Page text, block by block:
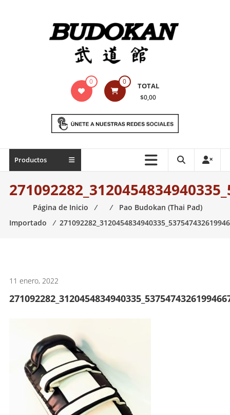
Indumentaria
marciales
Todo
necesario
para
las
0 0 TOTAL
$0,00
Productos
Página de Inicio ⁄ ⁄
Pao Budokan (Thai Pad)
Importado
⁄
11 enero, 2022